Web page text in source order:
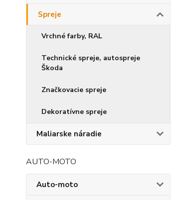
Spreje
Vrchné farby, RAL
Technické spreje, autospreje
Škoda
Značkovacie spreje
Dekoratívne spreje
Maliarske náradie
AUTO-MOTO
Auto-moto